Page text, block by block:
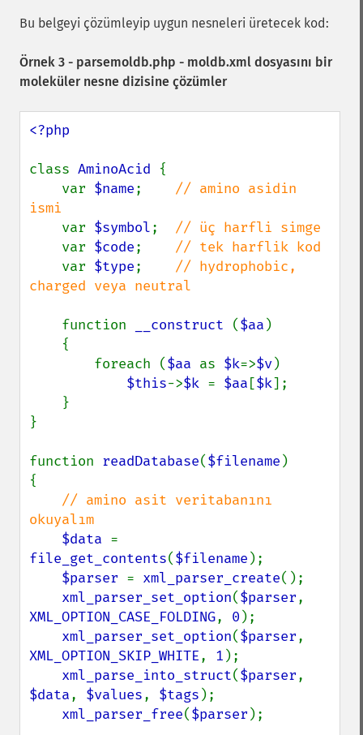
Bu belgeyi çözümleyip uygun nesneleri üretecek kod:
Örnek 3 - parsemoldb.php - moldb.xml dosyasını bir
moleküler nesne dizisine çözümler
<?php
class AminoAcid {
    var
$name; // amino asidin
ismi
var $symbol; // üç harfli simge
var $code; // tek harflik kod
var $type; // hydrophobic,
charged veya neutral
function __construct ($aa )
        foreach (
$aa as $k=>$v)
$this->$k = $aa [$k];
}
function readDatabase($filename )
{
// amino asit veritabanını
okuyalım
$data
file_get_contents($filename );
$parser = xml_parser_create();
xml_parser_set_option($parser
XML_OPTION_CASE_FOLDING, 0 );
xml_parser_set_option($parser
XML_OPTION_SKIP_WHITE, 1 );
xml_parse_into_struct($parser
$data, $values, $tags );
xml_parser_free($parser );